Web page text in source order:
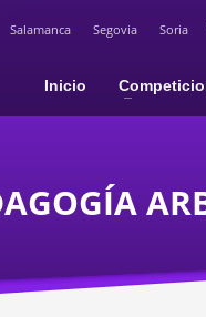
Salamanca Segovia Soria
Inicio